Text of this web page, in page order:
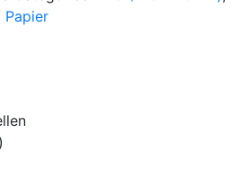
Papier